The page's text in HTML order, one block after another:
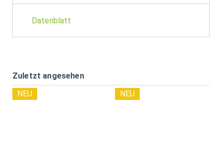
Datenblatt
Zuletzt angesehen
NEU NEU